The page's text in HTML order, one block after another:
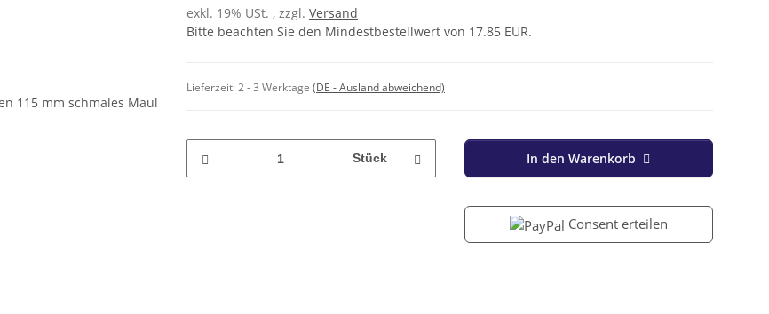
exkl. 19% USt. , zzgl. Versand
Bitte beachten Sie den Mindestbestellwert von 17.85 EUR.
Lieferzeit:2 - 3 Werktage (DE - Ausland abweichend)
Stück In den Warenkorb
Consent erteilen